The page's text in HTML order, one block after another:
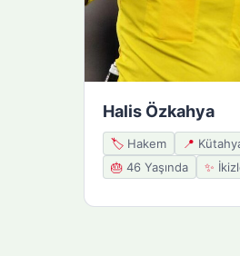
Halis Özkahya
🏷️ Hakem 📍
🎂 46 Yaşında ✨